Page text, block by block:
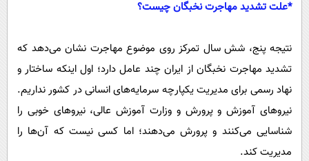
‌*علت تشدید مهاجرت نخبگان چیست؟
نتیجه پنج، شش سال تمرکز روی موضوع مهاجرت نشان می‌دهد که
تشدید مهاجرت نخبگان از ایران چند عامل دارد؛ اول اینکه ساختار و
نهاد رسمی برای مدیریت یکپارچه سرمایه‌های انسانی در کشور نداریم.
نیرو‌های آموزش و پرورش و وزارت آموزش عالی، نیرو‌های خوبی را
شناسایی می‌کنند و پرورش می‌دهند؛ اما کسی نیست که آن‌ها را
مدیریت کند.